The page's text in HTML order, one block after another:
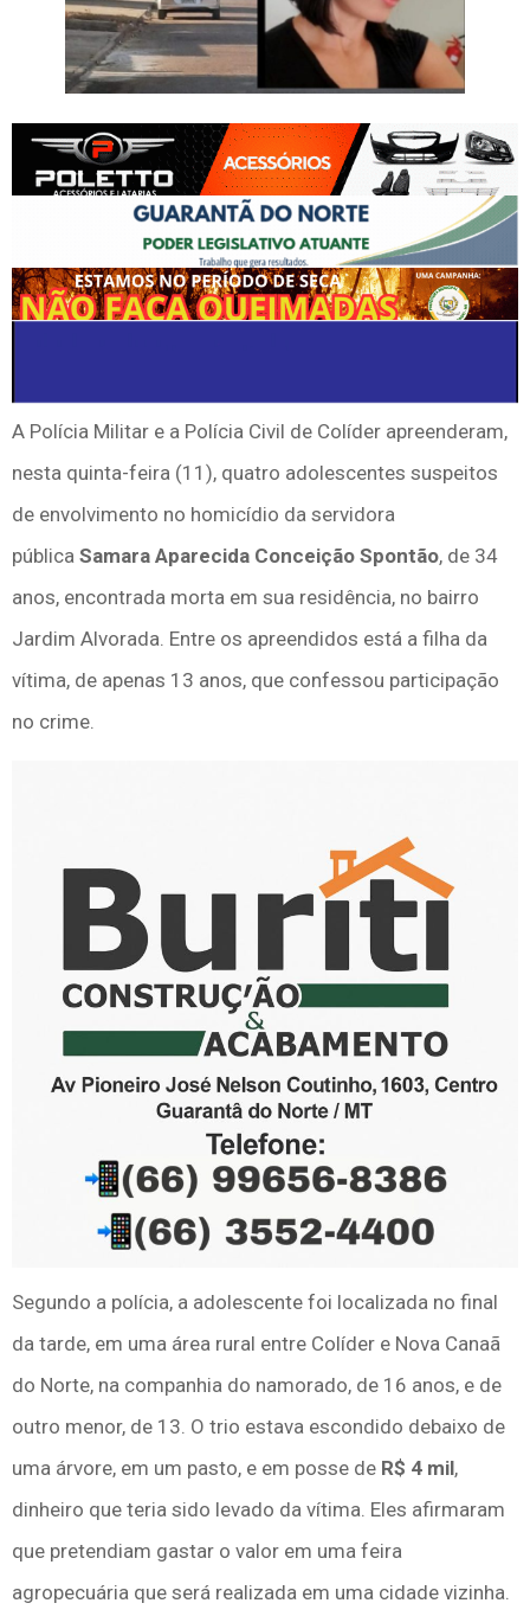
A Polícia Militar e a Polícia Civil de Colíder apreenderam,
nesta quinta-feira (11), quatro adolescentes suspeitos
de envolvimento no homicídio da servidora
pública Samara Aparecida Conceição Spontão, de 34
anos, encontrada morta em sua residência, no bairro
Jardim Alvorada. Entre os apreendidos está a filha da
vítima, de apenas 13 anos, que confessou participação
no crime.
Segundo a polícia, a adolescente foi localizada no final
da tarde, em uma área rural entre Colíder e Nova Canaã
do Norte, na companhia do namorado, de 16 anos, e de
outro menor, de 13. O trio estava escondido debaixo de
uma árvore, em um pasto, e em posse de R$ 4 mil,
dinheiro que teria sido levado da vítima. Eles afirmaram
que pretendiam gastar o valor em uma feira
agropecuária que será realizada em uma cidade vizinha.